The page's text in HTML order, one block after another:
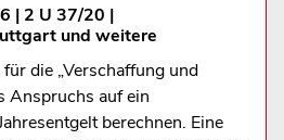
| 2 U 37/20 |
und weitere
die „Verschaffung und
Anspruchs auf ein
berechnen. Eine